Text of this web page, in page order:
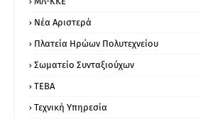
Νέα Αριστερά
Πλατεία Ηρώων Πολυτεχνείου
Σωματείο Συνταξιούχων
ΤΕΒΑ
Τεχνική Υπηρεσία